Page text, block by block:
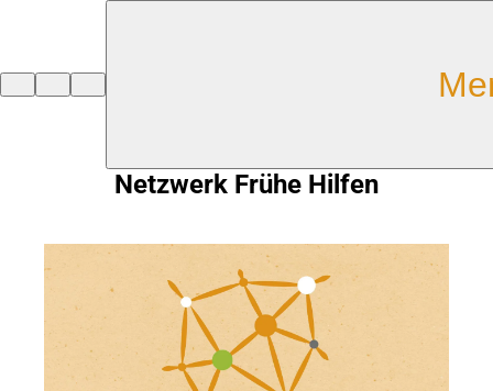
Netzwerk Frühe Hilfen